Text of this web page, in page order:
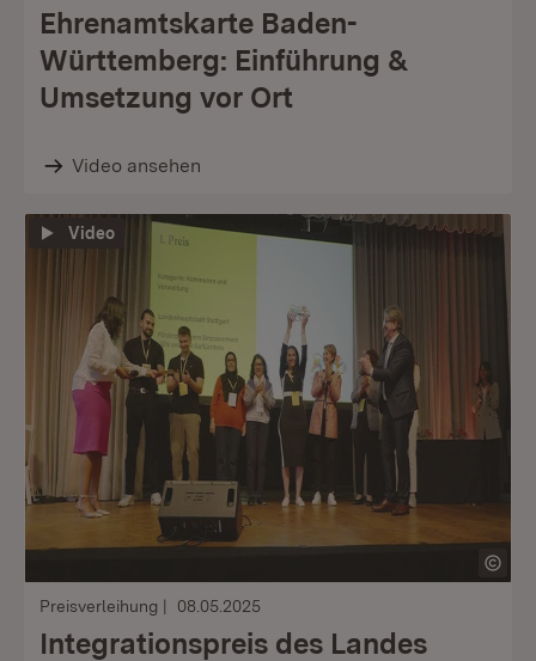
Ehrenamtskarte Baden-
Württemberg: Einführung &
Umsetzung vor Ort
Video ansehen
Video
Preisverleihung 08.05.2025
Integrationspreis des Landes